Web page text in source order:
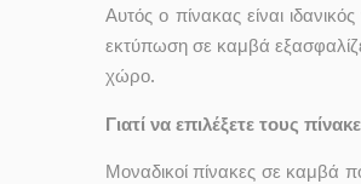
Αυτός ο πίνακας είναι
εκτύπωση σε καμβά
χώρο.
Γιατί να επιλέξετε τους
Μοναδικοί πίνακες σε καμβά